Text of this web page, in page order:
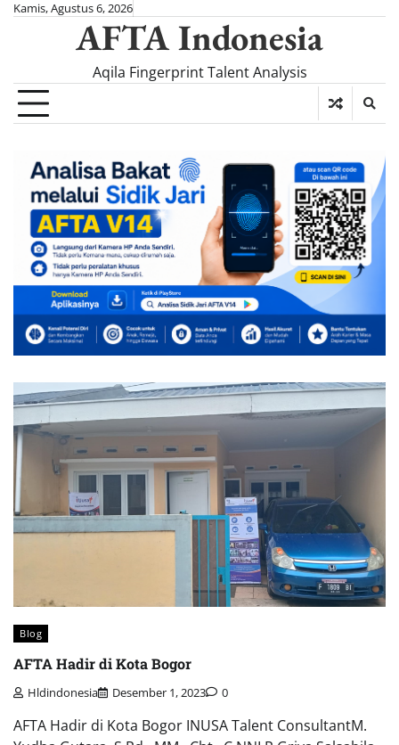
SkipKamis, Agustus 6, 2026
AFTA Indonesia
Aqila Fingerprint Talent Analysis
Blog
AFTA Hadir di Kota Bogor
Hldindonesia Desember 1, 2023 0
AFTA Hadir di Kota Bogor INUSA Talent ConsultantM.